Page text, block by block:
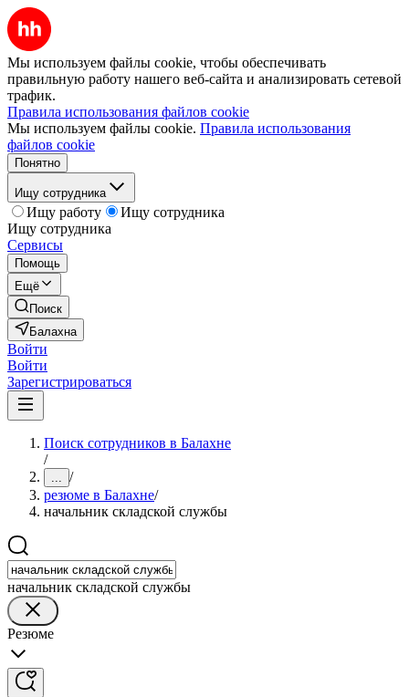
Мы используем файлы cookie, чтобы обеспечивать
правильную работу нашего веб-сайта и анализировать сетевой
трафик.
Правила использования файлов cookie
Мы используем файлы cookie. Правила использования
файлов cookie
Понятно
Ищу сотрудника
Ищу работу
Ищу сотрудника
Ищу сотрудника
Сервисы
Помощь
Ещё
Поиск
Балахна
Войти
Войти
Зарегистрироваться
Поиск сотрудников в Балахне
/
... /
резюме в Балахне/
начальник складской службы
начальник складской службы
Резюме